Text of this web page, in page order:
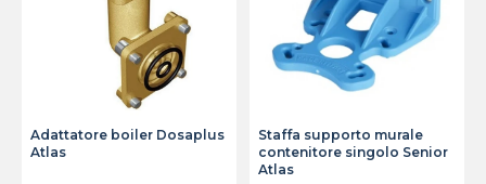
Adattatore boiler Dosaplus
Atlas
Staffa supporto murale
contenitore singolo Senior
Atlas